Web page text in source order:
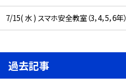
7/15( 水 ) スマホ安全教室（3，4，5，6年）
過去記事